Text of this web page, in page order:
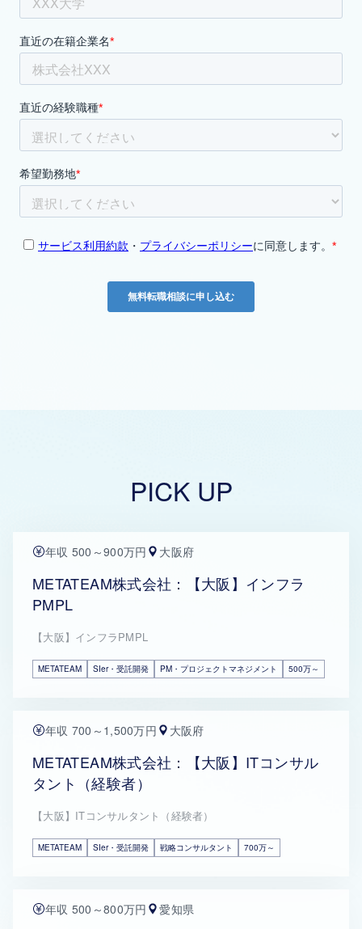
PICK UP
年収 500～900万円 大阪府
METATEAM株式会社：【大阪】インフラ
PMPL
【大阪】インフラPMPL
METATEAM SIer・受託開発 PM・プロジェクトマネジメント 500万～
年収 700～1,500万円 大阪府
METATEAM株式会社：【大阪】ITコンサル
タント（経験者）
【大阪】ITコンサルタント（経験者）
METATEAM SIer・受託開発 戦略コンサルタント 700万～
年収 500～800万円 愛知県